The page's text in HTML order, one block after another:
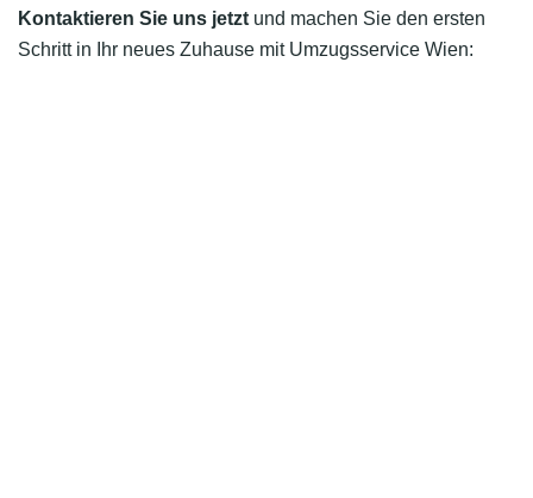
Kontaktieren Sie uns jetzt und machen Sie den ersten
Schritt in Ihr neues Zuhause mit Umzugsservice Wien: